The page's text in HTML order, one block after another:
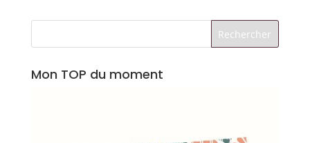
Mon TOP du moment